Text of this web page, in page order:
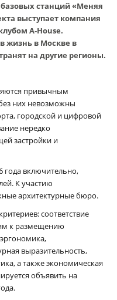
станций «Меняя
выступает компания
A‑House.
жизнь в Москве в
на другие регионы.
привычным
них невозможны
городской и цифровой
нередко
застройки и
года включительно,
К участию
архитектурные бюро.
соответствие
к размещению
выразительность,
а также экономическая
объявить на